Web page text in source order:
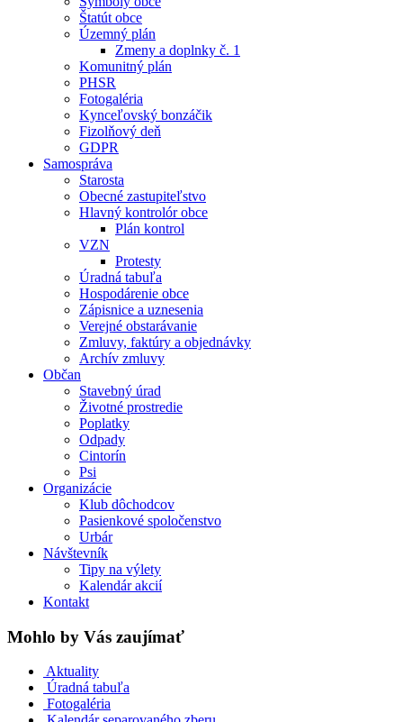
Štatút obce
Územný plán
Zmeny a doplnky č. 1
Komunitný plán
PHSR
Fotogaléria
Kynceľovský bonzáčik
Fizolňový deň
GDPR
Samospráva
Starosta
Obecné zastupiteľstvo
Hlavný kontrolór obce
Plán kontrol
VZN
Protesty
Úradná tabuľa
Hospodárenie obce
Zápisnice a uznesenia
Verejné obstarávanie
Zmluvy, faktúry a objednávky
Archív zmluvy
Občan
Stavebný úrad
Životné prostredie
Poplatky
Odpady
Cintorín
Psi
Organizácie
Klub dôchodcov
Pasienkové spoločenstvo
Urbár
Návštevník
Tipy na výlety
Kalendár akcií
Kontakt
Mohlo by Vás zaujímať
Aktuality
Úradná tabuľa
Fotogaléria